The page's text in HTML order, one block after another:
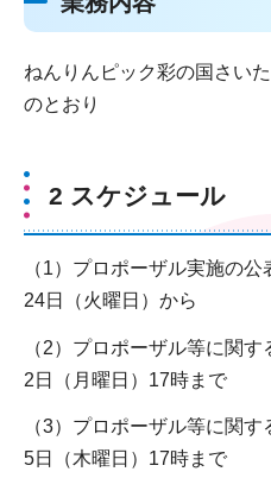
ねんりんピック彩の国さい
のとおり
2 スケジュール
（1）プロポーザル実施の
24日（火曜日）から
（2）プロポーザル等に関
2日（月曜日）17時まで
（3）プロポーザル等に関
5日（木曜日）17時まで